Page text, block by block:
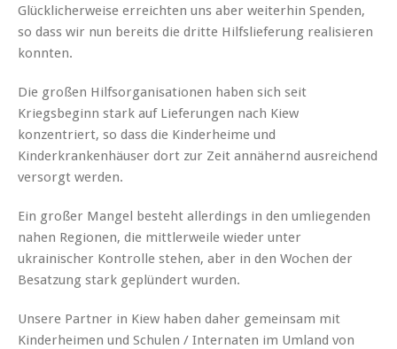
Glücklicherweise erreichten uns aber weiterhin Spenden,
so dass wir nun bereits die dritte Hilfslieferung realisieren
konnten.
Die großen Hilfsorganisationen haben sich seit
Kriegsbeginn stark auf Lieferungen nach Kiew
konzentriert, so dass die Kinderheime und
Kinderkrankenhäuser dort zur Zeit annähernd ausreichend
versorgt werden.
Ein großer Mangel besteht allerdings in den umliegenden
nahen Regionen, die mittlerweile wieder unter
ukrainischer Kontrolle stehen, aber in den Wochen der
Besatzung stark geplündert wurden.
Unsere Partner in Kiew haben daher gemeinsam mit
Kinderheimen und Schulen / Internaten im Umland von